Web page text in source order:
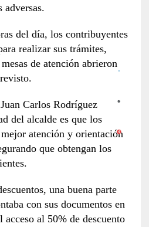
adversas.
del día, los contribuyentes
realizar sus trámites,
de atención abrieron
Carlos Rodríguez
del alcalde es que los
atención y orientación
que obtengan los
una buena parte
con sus documentos en
al 50% de descuento